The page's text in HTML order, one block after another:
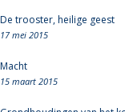
De trooster, heilige geest
17 mei 2015
Macht
15 maart 2015